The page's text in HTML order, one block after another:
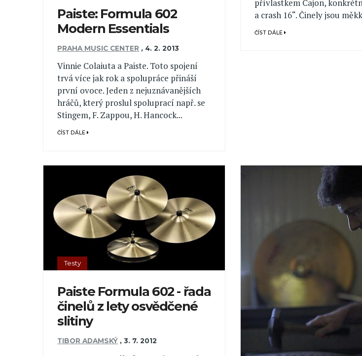
Paiste: Formula 602
Modern Essentials
PRAHA MUSIC CENTER , 4. 2. 2013
Vinnie Colaiuta a Paiste. Toto spojení
trvá více jak rok a spolupráce přináší
první ovoce. Jeden z nejuznávanějších
hráčů, který proslul spoluprací např. se
Stingem, F. Zappou, H. Hancock...
ČÍST DÁLE
přívlastkem Cajon,
a crash 16“. Činely jsou
ČÍST DÁLE
Testy
Paiste Formula 602 - řada
činelů z lety osvědčené
slitiny
TIBOR ADAMSKÝ ,3. 7. 2012